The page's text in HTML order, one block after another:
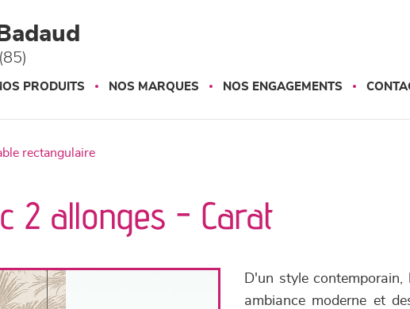
PRODUITS NOS MARQUES NOS ENGAGEMENTS
rectangulaire
2 allonges - Carat
D'un style
ambiance moderne et